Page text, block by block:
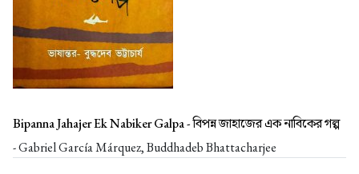
Bipanna Jahajer Ek Nabiker Galpa -বিপন্ন জাহাজের এক নাবিকের গল্প
- Gabriel García Márquez, Buddhadeb Bhattacharjee